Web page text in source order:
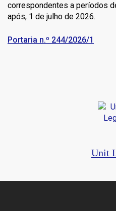
correspondentes a períodos
após, 1 de julho de 2026.
Portaria n.º 244/2026/1
Unit